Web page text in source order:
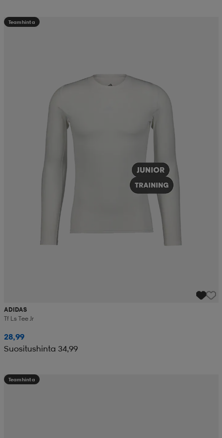
Teamhinta
ADIDAS
Tf Ls Tee Jr
28,99
Suositushinta 34,99
Teamhinta